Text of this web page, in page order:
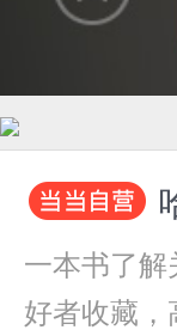
一本书了解关于魔法生物的种种奥秘
好者收藏